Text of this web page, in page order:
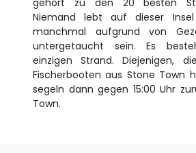
gehört zu den 20 besten
Niemand lebt auf dieser
manchmal aufgrund von
untergetaucht sein. Es
einzigen Strand. Diejenigen,
Fischerbooten aus Stone Town
segeln dann gegen 15:00 Uhr
Town.